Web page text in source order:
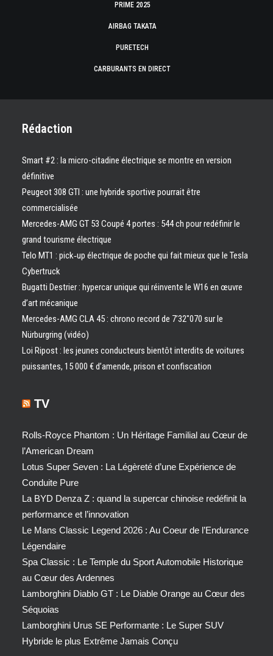
PRIME 2025
AIRBAG TAKATA
PURETECH
CARBURANTS EN DIRECT
Rédaction
Smart #2 : la micro-citadine électrique se montre en version
définitive
Peugeot 308 GTI : une hybride sportive pourrait être
commercialisée
Mercedes-AMG GT 53 Coupé 4 portes : 544 ch pour redéfinir le
grand tourisme électrique
Telo MT1 : pick‑up électrique de poche qui fait mieux que le Tesla
Cybertruck
Bugatti Destrier : hypercar unique qui réinvente le W16 en œuvre
d’art mécanique
Mercedes-AMG CLA 45 : chrono record de 7’32″070 sur le
Nürburgring (vidéo)
Loi Ripost : les jeunes conducteurs bientôt interdits de voitures
puissantes, 15 000 € d’amende, prison et confiscation
TV
Rolls-Royce Phantom : Un Héritage Familial au Cœur de
l’American Dream
Lotus Super Seven : La Légèreté d’une Expérience de
Conduite Pure
La BYD Denza Z : quand la supercar chinoise redéfinit la
performance et l’innovation
Le Mans Classic Legend 2026 : Au Coeur de l’Endurance
Légendaire
Spa Classic : Le Temple du Sport Automobile Historique
au Cœur des Ardennes
Lamborghini Diablo GT : Le Diable Orange au Cœur des
Séquoias
Lamborghini Urus SE Performante : Le Super SUV
Hybride le plus Extrême Jamais Conçu